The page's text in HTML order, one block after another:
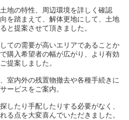
地の特性、周辺環境を詳しく確認
を踏まえて、解体更地にして、土地
と提案させて頂きました。
ての需要が高いエリアであることか
購入希望者の幅が広がり、より有効
提案しました。
室内外の残置物撤去や各種手続きに
ービスをご案内。
したり手配したりする必要がなく、
る点を大変喜んでいただきました。